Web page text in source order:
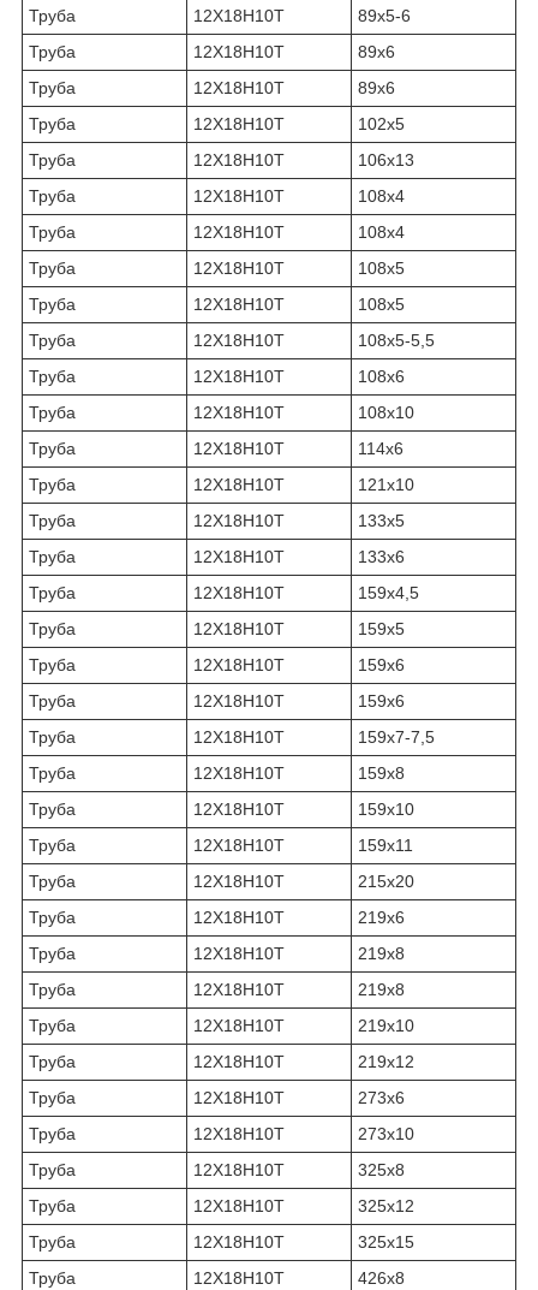
Труба 12Х18Н10Т
89х5-6
Труба
12Х18Н10Т
89х6
Труба
12Х18Н10Т
89х6
Труба
12Х18Н10Т
102х5
Труба
12Х18Н10Т
106х13
Труба
12Х18Н10Т
108х4
Труба
12Х18Н10Т
108х4
Труба
12Х18Н10Т
108х5
Труба
12Х18Н10Т
108х5
Труба
12Х18Н10Т
108х5-5,5
Труба
12Х18Н10Т
108х6
Труба
12Х18Н10Т
108х10
Труба
12Х18Н10Т
114х6
Труба
12Х18Н10Т
121х10
Труба
12Х18Н10Т
133х5
Труба
12Х18Н10Т
133х6
Труба
12Х18Н10Т
159х4,5
Труба
12Х18Н10Т
159х5
Труба
12Х18Н10Т
159х6
Труба
12Х18Н10Т
159х6
Труба
12Х18Н10Т
159х7-7,5
Труба
12Х18Н10Т
159х8
Труба
12Х18Н10Т
159х10
Труба
12Х18Н10Т
159х11
Труба
12Х18Н10Т
215х20
Труба
12Х18Н10Т
219х6
Труба
12Х18Н10Т
219х8
Труба
12Х18Н10Т
219х8
Труба
12Х18Н10Т
219х10
Труба
12Х18Н10Т
219х12
Труба
12Х18Н10Т
273х6
Труба
12Х18Н10Т
273х10
Труба
12Х18Н10Т
325х8
Труба
12Х18Н10Т
325х12
Труба
12Х18Н10Т
325х15
Труба
12Х18Н10Т
426х8